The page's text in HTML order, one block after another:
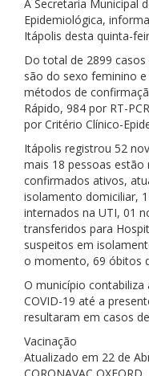
A Secretaria Municipal
Epidemiológica,
Itápolis desta quinta-
Do total de 2899
são do sexo feminino
métodos de
Rápido, 984 por RT-
por Critério Clínico-
Itápolis registrou 52
mais 18 pessoas estão
confirmados ativos,
isolamento domiciliar,
internados na UTI, 01
transferidos para
suspeitos em
o momento, 69 óbitos
O município contabiliza
COVID-19 até a
resultaram em casos
Vacinação
Atualizado em 22 de